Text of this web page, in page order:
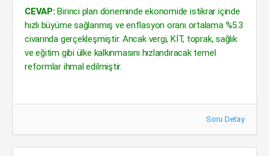
CEVAP: Birinci plan döneminde ekonomide istikrar içinde
hızlı büyüme sağlanmış ve enflasyon oranı ortalama %5.3
civarında gerçekleşmiştir. Ancak vergi, KİT, toprak, sağlık
ve eğitim gibi ülke kalkınmasını hızlandıracak temel
reformlar ihmal edilmiştir.
Soru Detay